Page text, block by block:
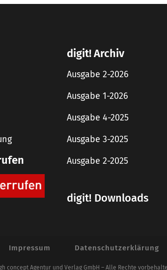
digit! Archiv
Ausgabe 2-2026
Ausgabe 1-2026
Ausgabe 4-2025
Ausgabe 3-2025
Ausgabe 2-2025
digit! Downloads
Impressum Datenschutzerklärung
concept Agentur und Verlag GmbH – Alle Rechte